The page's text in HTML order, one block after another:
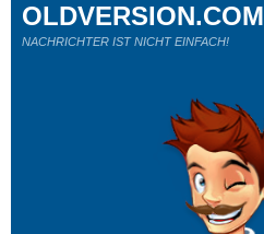
OLDVERSION.COM
NACHRICHTER IST NICHT EINFACH!